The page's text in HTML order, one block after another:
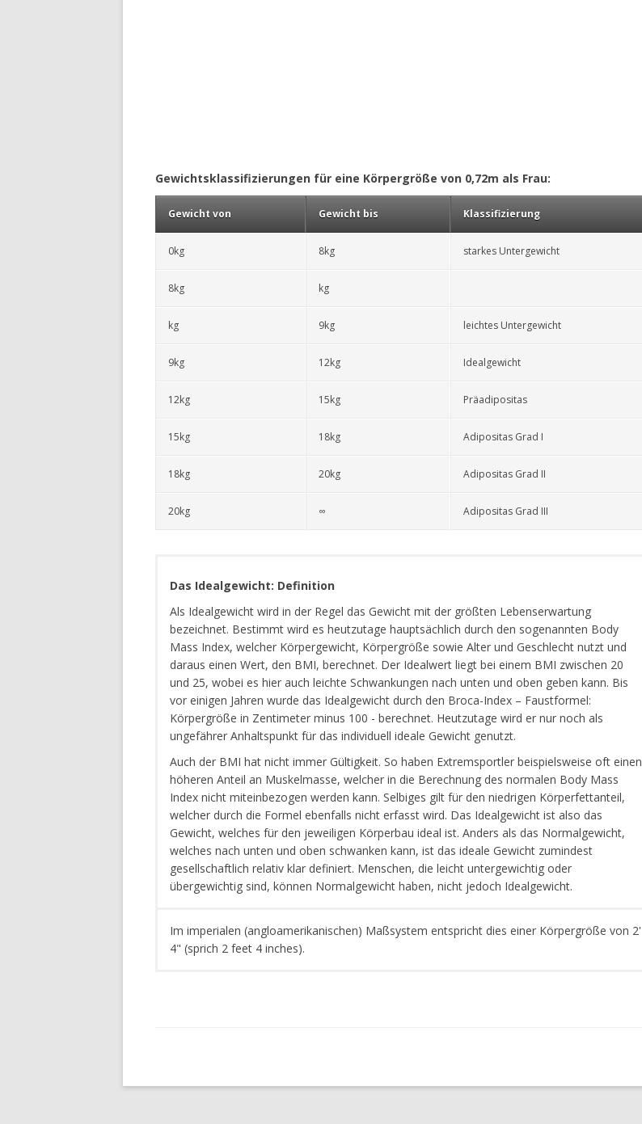
Gewichtsklassifizierungen für eine Körpergröße von 0,72m als Frau:
Gewicht von Gewicht bis Klassifizierung
0kg 8kg starkes Untergewicht
8kg kg
kg 9kg leichtes Untergewicht
9kg 12kg Idealgewicht
12kg 15kg Präadipositas
15kg 18kg Adipositas Grad I
18kg 20kg Adipositas Grad II
20kg ∞ Adipositas Grad III
Das Idealgewicht: Definition
Als Idealgewicht wird in der Regel das Gewicht mit der größten Lebenserwartung
bezeichnet. Bestimmt wird es heutzutage hauptsächlich durch den sogenannten Body
Mass Index, welcher Körpergewicht, Körpergröße sowie Alter und Geschlecht nutzt und
daraus einen Wert, den BMI, berechnet. Der Idealwert liegt bei einem BMI zwischen 20
und 25, wobei es hier auch leichte Schwankungen nach unten und oben geben kann. Bis
vor einigen Jahren wurde das Idealgewicht durch den Broca-Index – Faustformel:
Körpergröße in Zentimeter minus 100 - berechnet. Heutzutage wird er nur noch als
ungefährer Anhaltspunkt für das individuell ideale Gewicht genutzt.
Auch der BMI hat nicht immer Gültigkeit. So haben Extremsportler beispielsweise oft einen
höheren Anteil an Muskelmasse, welcher in die Berechnung des normalen Body Mass
Index nicht miteinbezogen werden kann. Selbiges gilt für den niedrigen Körperfettanteil,
welcher durch die Formel ebenfalls nicht erfasst wird. Das Idealgewicht ist also das
Gewicht, welches für den jeweiligen Körperbau ideal ist. Anders als das Normalgewicht,
welches nach unten und oben schwanken kann, ist das ideale Gewicht zumindest
gesellschaftlich relativ klar definiert. Menschen, die leicht untergewichtig oder
übergewichtig sind, können Normalgewicht haben, nicht jedoch Idealgewicht.
Im imperialen (angloamerikanischen) Maßsystem entspricht dies einer Körpergröße von 2'
4" (sprich 2 feet 4 inches).